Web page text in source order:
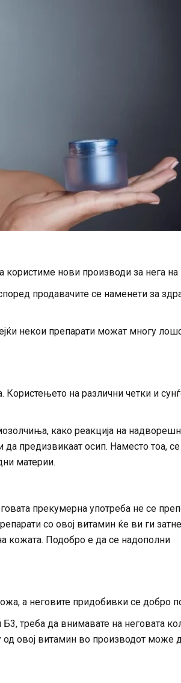
користиме нови производи за нега на
продавачите се наменети за
некои препарати можат многу
Користењето на различни четки и
како реакција на
да предизвикаат осип. Наместо тоа, се
материи.
прекумерна употреба не се
со овој витамин ќе ви ги
кожата. Подобро е да се надополни
а неговите придобивки се добро
треба да внимавате на неговата
од овој витамин во производот може